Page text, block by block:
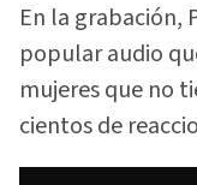
En la grabación,
popular audio
mujeres que no
cientos de